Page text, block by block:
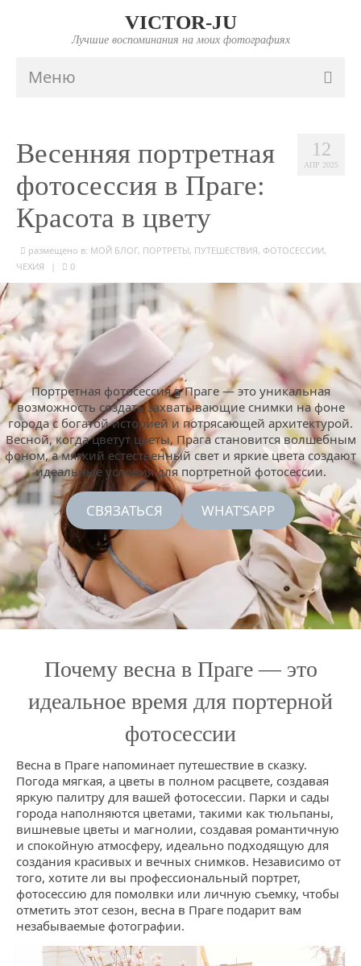
VICTOR-JU
Лучшие воспоминания на моих фотографиях
Меню
ПОРТФОЛИО
FAQ
ИНФО
ПРАЙС
КОНТАКТЫ
12
АПР 2025
Весенняя портретная
фотосессия в Праге:
Красота в цвету
размещено в: МОЙ БЛОГ, ПОРТРЕТЫ, ПУТЕШЕСТВИЯ, ФОТОСЕССИИ,
ЧЕХИЯ
| 0
Портретная фотосессия в Праге — это уникальная
возможность создать захватывающие снимки на фоне
города с богатой историей и потрясающей архитектурой.
Весной, когда цветут цветы, Прага становится волшебным
фоном, а мягкий естественный свет и яркие цвета создают
идеальные условия для портретной фотосессии.
СВЯЗАТЬСЯ WHAT’SAPP
Почему весна в Праге — это
идеальное время для портерной
фотосессии
Весна в Праге напоминает путешествие в сказку.
Погода мягкая, а цветы в полном расцвете, создавая
яркую палитру для вашей фотосессии. Парки и сады
города наполняются цветами, такими как тюльпаны,
вишневые цветы и магнолии, создавая романтичную
и спокойную атмосферу, идеально подходящую для
создания красивых и вечных снимков. Независимо от
того, хотите ли вы профессиональный портрет,
фотосессию для помолвки или личную съемку, чтобы
отметить этот сезон, весна в Праге подарит вам
незабываемые фотографии.